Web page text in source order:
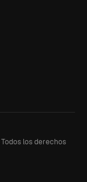
Todos los derechos